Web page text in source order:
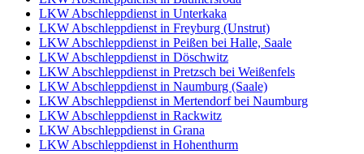
LKW Abschleppdienst in Unterkaka
LKW Abschleppdienst in Freyburg (Unstrut)
LKW Abschleppdienst in Peißen bei Halle, Saale
LKW Abschleppdienst in Döschwitz
LKW Abschleppdienst in Pretzsch bei Weißenfels
LKW Abschleppdienst in Naumburg (Saale)
LKW Abschleppdienst in Mertendorf bei Naumburg
LKW Abschleppdienst in Rackwitz
LKW Abschleppdienst in Grana
LKW Abschleppdienst in Hohenthurm